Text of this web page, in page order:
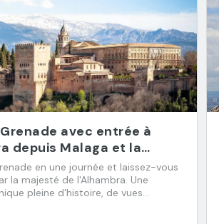
avec entrée à
depuis Malaga et la
Sol
en une journée et laissez-vous
la majesté de l'Alhambra. Une
pleine d'histoire, de vues